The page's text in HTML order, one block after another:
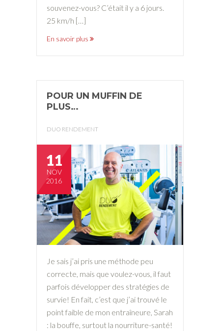
souvenez-vous? C’était il y a 6 jours.
25 km/h […]
En savoir plus
POUR UN MUFFIN DE
PLUS…
DUO RENDEMENT
11
NOV
2016
Je sais j’ai pris une méthode peu
correcte, mais que voulez-vous, il faut
parfois développer des stratégies de
survie! En fait, c’est que j’ai trouvé le
point faible de mon entraîneure, Sarah
: la bouffe, surtout la nourriture-santé!